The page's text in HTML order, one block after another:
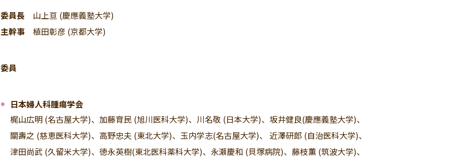
委員長 山上亘 (慶應義塾大学)
主幹事 植田彰彦 (京都大学)
委員
日本婦人科腫瘍学会
梶山広明 (名古屋大学)、加藤育民 (旭川医科大学)、川名敬 (日本大学)、坂井健良(慶應義塾大学)、
關壽之 (慈恵医科大学)、高野忠夫 (東北大学)、玉内学志(名古屋大学)、 近澤研郎 (自治医科大学)、
津田尚武 (久留米大学)、徳永英樹(東北医科薬科大学)、永瀬慶和 (貝塚病院)、藤枝薫 (筑波大学)、